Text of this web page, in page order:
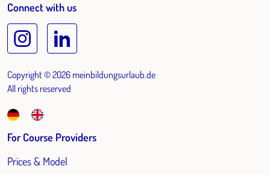
Connect with us
Copyright © 2026 meinbildungsurlaub.de
All rights reserved
For Course Providers
Prices & Model